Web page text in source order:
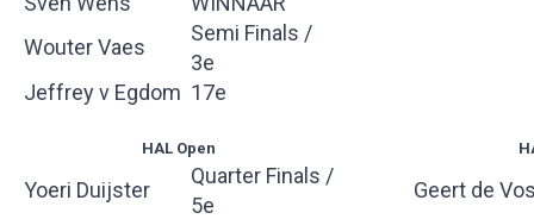
Wouter Vaes
Semi Finals /
3e
Jeffrey v Egdom 17e
HAL Open
Yoeri Duijster
Quarter Finals /
5e
Geert de